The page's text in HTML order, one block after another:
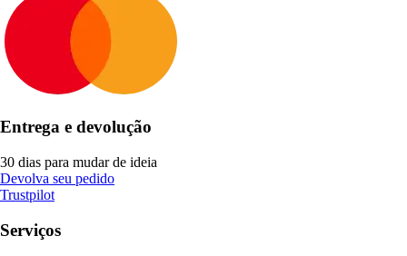
Entrega e devolução
30 dias para mudar de ideia
Devolva seu pedido
Trustpilot
Serviços